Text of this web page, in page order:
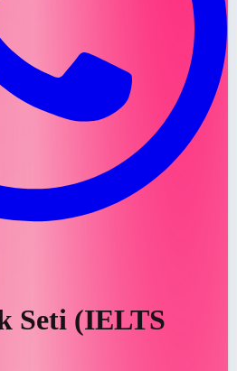
Seti (IELTS